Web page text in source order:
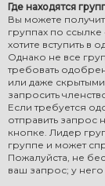
Где находятся
Вы можете
группах по
хотите вступить в
Однако не все
требовать
или даже
запросить
Если требуется
отправить запрос
кнопке. Лидер
группе и может
Пожалуйста, не
ваш запрос; у